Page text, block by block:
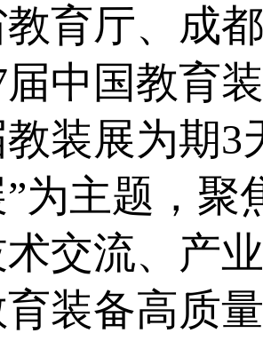
育厅、成
届中国教育
教装展为期3
”为主题，聚
交流、产
装备高质